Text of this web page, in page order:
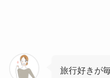
旅行好きが